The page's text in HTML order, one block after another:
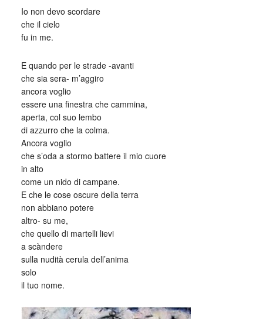
Io non devo scordare
che il cielo
fu in me.
E quando per le strade -avanti
che sia sera- m’aggiro
ancora voglio
essere una finestra che cammina,
aperta, col suo lembo
di azzurro che la colma.
Ancora voglio
che s’oda a stormo battere il mio cuore
in alto
come un nido di campane.
E che le cose oscure della terra
non abbiano potere
altro- su me,
che quello di martelli lievi
a scàndere
sulla nudità cerula dell’anima
solo
il tuo nome.